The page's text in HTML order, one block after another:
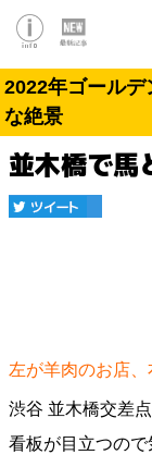
2022年ゴール
な絶景
並木橋で馬
左が羊肉のお店
渋谷 並木橋交差
看板が目立つので